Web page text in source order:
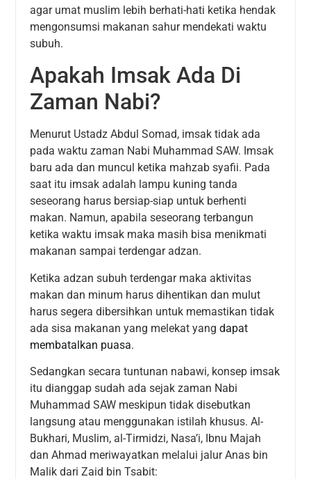
agar umat muslim lebih berhati-hati ketika hendak
mengonsumsi makanan sahur mendekati waktu
subuh.
Apakah Imsak Ada Di
Zaman Nabi?
Menurut Ustadz Abdul Somad, imsak tidak ada
pada waktu zaman Nabi Muhammad SAW. Imsak
baru ada dan muncul ketika mahzab syafii. Pada
saat itu imsak adalah lampu kuning tanda
seseorang harus bersiap-siap untuk berhenti
makan. Namun, apabila seseorang terbangun
ketika waktu imsak maka masih bisa menikmati
makanan sampai terdengar adzan.
Ketika adzan subuh terdengar maka aktivitas
makan dan minum harus dihentikan dan mulut
harus segera dibersihkan untuk memastikan tidak
ada sisa makanan yang melekat yangdapat
membatalkan puasa.
Sedangkan secara tuntunan nabawi, konsep imsak
itu dianggap sudah ada sejak zaman Nabi
Muhammad SAW meskipun tidak disebutkan
langsung atau menggunakan istilah khusus. Al-
Bukhari, Muslim, al-Tirmidzi, Nasa’i, Ibnu Majah
dan Ahmad meriwayatkan melalui jalur Anas bin
Malik dari Zaid bin Tsabit: